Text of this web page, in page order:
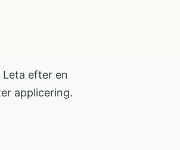
efter en
applicering.